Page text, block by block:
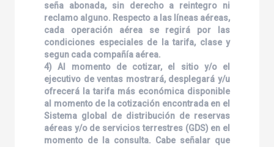
seña abonada, sin derecho a reintegro ni
reclamo alguno. Respecto a las líneas aéreas,
cada operación aérea se regirá por las
condiciones especiales de la tarifa, clase y
segun cada compañía aérea.
4) Al momento de cotizar, el sitio y/o el
ejecutivo de ventas mostrará, desplegará y/u
ofrecerá la tarifa más económica disponible
al momento de la cotización encontrada en el
Sistema global de distribución de reservas
aéreas y/o de servicios terrestres (GDS) en el
momento de la consulta. Cabe señalar que